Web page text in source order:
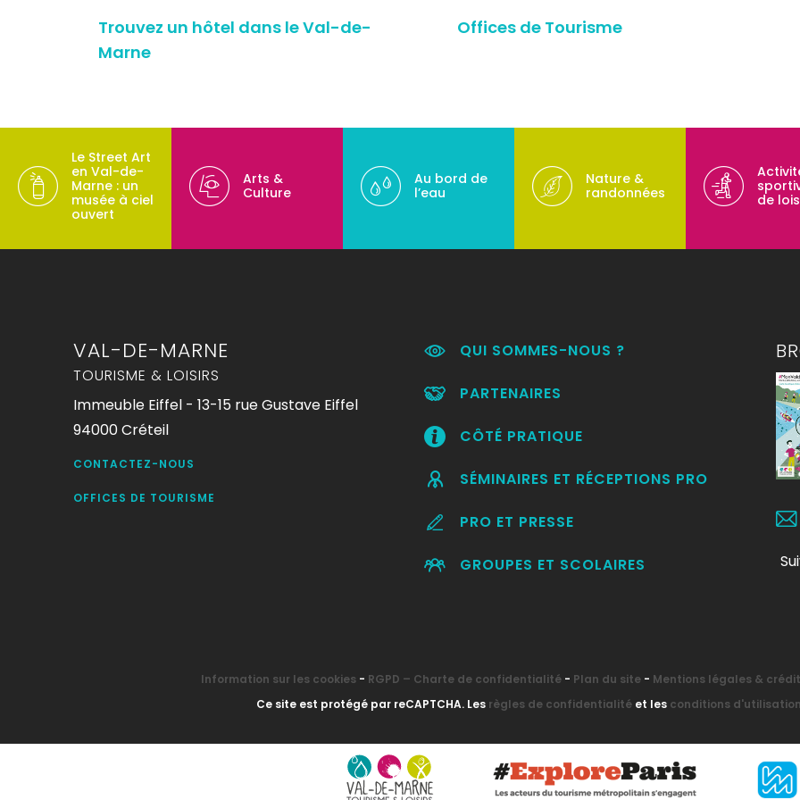
Trouvez un hôtel dans le Val-de-
Marne
Offices de Tourisme
Le Street Art
en Val-de-
Marne : un
musée à ciel
ouvert
Arts &
Culture
Au bord de
l’eau
Nature &
randonnées
de
VAL-DE-MARNE
TOURISME & LOISIRS
Immeuble Eiffel - 13-15 rue Gustave Eiffel
94000 Créteil
CONTACTEZ-NOUS
OFFICES DE TOURISME
QUI SOMMES-NOUS ?
PARTENAIRES
CÔTÉ PRATIQUE
SÉMINAIRES ET RÉCEPTIONS PRO
PRO ET PRESSE
GROUPES ET SCOLAIRES
Information sur les cookies- RGPD – Charte de confidentialité- Plan du site- Mentions légales &
Ce site est protégé par reCAPTCHA. Les règles de confidentialitéet les conditions d'utilisation